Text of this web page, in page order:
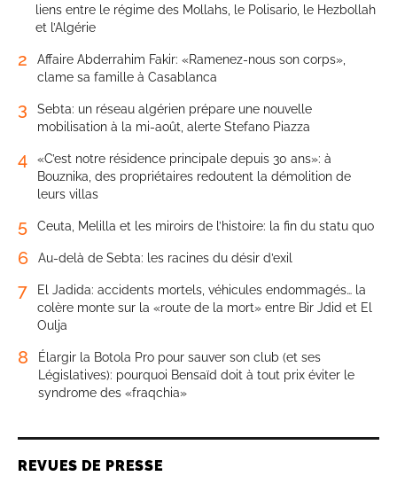
liens entre le régime des Mollahs, le Polisario, le Hezbollah
et l’Algérie
2
Affaire Abderrahim Fakir: «Ramenez-nous son corps»,
clame sa famille à Casablanca
3
Sebta: un réseau algérien prépare une nouvelle
mobilisation à la mi-août, alerte Stefano Piazza
4
«C’est notre résidence principale depuis 30 ans»: à
Bouznika, des propriétaires redoutent la démolition de
leurs villas
5 Ceuta, Melilla et les miroirs de l’histoire: la fin du statu quo
6 Au-delà de Sebta: les racines du désir d’exil
7
El Jadida: accidents mortels, véhicules endommagés… la
colère monte sur la «route de la mort» entre Bir Jdid et El
Oulja
8
Élargir la Botola Pro pour sauver son club (et ses
Législatives): pourquoi Bensaïd doit à tout prix éviter le
syndrome des «fraqchia»
REVUES DE PRESSE